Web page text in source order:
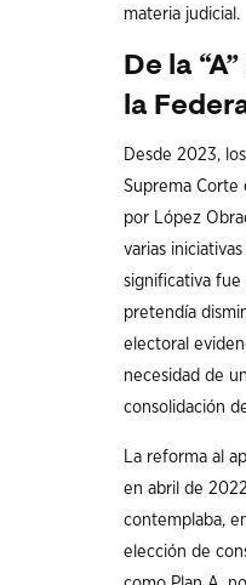
materia judicial.
De la
la
Desde 2023,
Suprema Corte
por López
varias
significativa fue
pretendía
electoral
necesidad de
consolidación
La reforma al
en abril de
contemplaba,
elección de